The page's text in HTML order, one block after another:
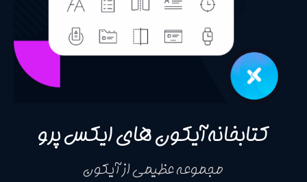
آیکون های ایکس پرو
مجموعه عظیمی از آیکون